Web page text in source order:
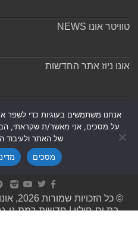
טוויטר אונו NEWS
אונו ניוז אתר החדשות
© כל הזכויות שמורות 2026, אונו-ניוז.
בת ים-חולון|חדשות רמת גן-
אנחנו משתמשים בעוגיות כדי לשפר
על מסכים, אני מאשר/ת שקראתי,
של האתר ולעיבוד
מסכים